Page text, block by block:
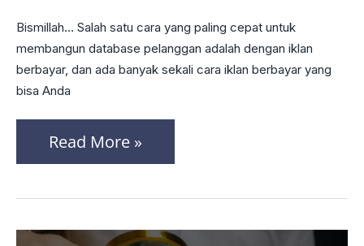
Bismillah… Salah satu cara yang paling cepat untuk
membangun database pelanggan adalah dengan iklan
berbayar, dan ada banyak sekali cara iklan berbayar yang
bisa Anda
Mudah
Dengan
Google
Read More »